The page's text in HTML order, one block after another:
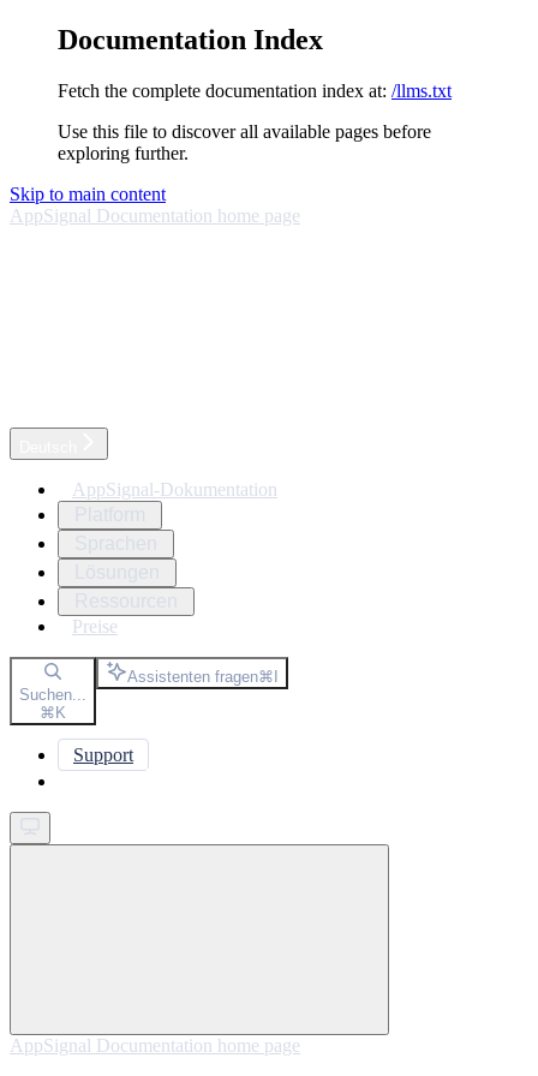
Documentation Index
Fetch the complete documentation index at: /llms.txt
Use this file to discover all available pages before
exploring further.
Skip to main content
AppSignal Documentation home page
AppSignal-Dokumentation
Preise
Suchen...
⌘K
Assistenten fragen⌘I
Support
AppSignal Documentation home page